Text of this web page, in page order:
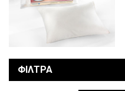
ΦΙΛΤΡΑ